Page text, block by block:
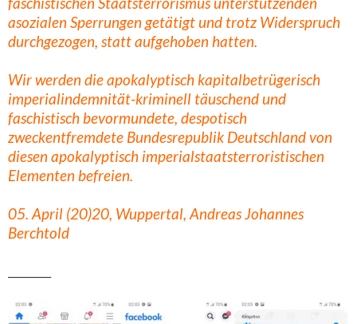
asozialen Sperrungen getätigt und trotz Widerspruch
durchgezogen, statt aufgehoben hatten.
Wir werden die apokalyptisch kapitalbetrügerisch
imperialindemnität-kriminell täuschend und
faschistisch bevormundete, despotisch
zweckentfremdete Bundesrepublik Deutschland von
diesen apokalyptisch imperialstaatsterroristischen
Elementen befreien.
05. April (20)20, Wuppertal, Andreas Johannes
Berchtold